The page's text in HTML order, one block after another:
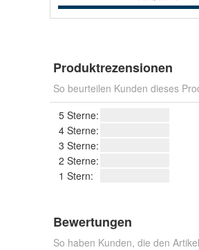
Produktrezensionen
So beurteilen Kunden dieses
5 Sterne:
4 Sterne:
3 Sterne:
2 Sterne:
1 Stern:
Bewertungen
So haben Kunden, die den